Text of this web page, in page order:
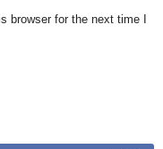
browser for the next time I